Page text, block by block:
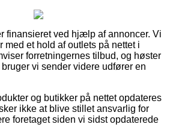
finansieret ved hjælp af annoncer. Vi
med et hold af outlets på nettet i
forretningernes tilbud, og høster
vi sender videre udfører en
og butikker på nettet opdateres
ikke at blive stillet ansvarlig for
foretaget siden vi sidst opdaterede